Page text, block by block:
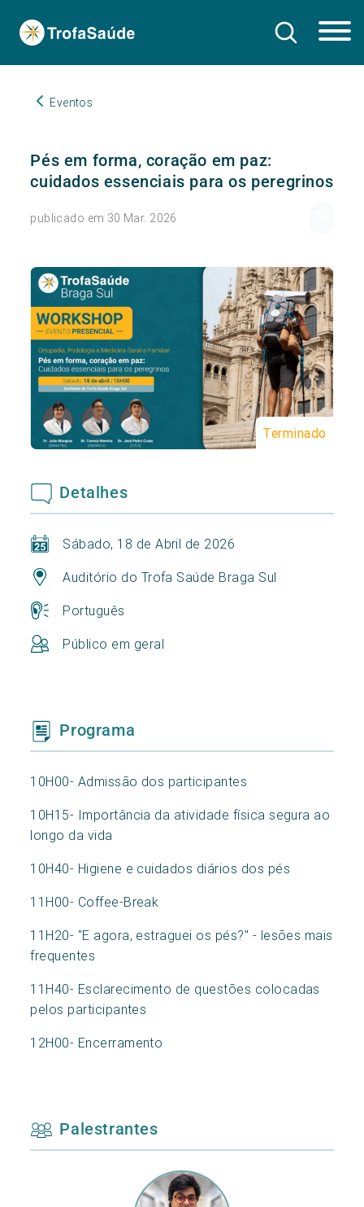
Eventos
Pés em forma, coração em paz:
cuidados essenciais para os peregrinos
publicado em 30 Mar. 2026
Terminado
Detalhes
Sábado, 18 de Abril de 2026
Auditório do Trofa Saúde Braga Sul
Português
Público em geral
Programa
10H00- Admissão dos participantes
10H15- Importância da atividade física segura ao
longo da vida
10H40- Higiene e cuidados diários dos pés
11H00- Coffee-Break
11H20- "E agora, estraguei os pés?" - lesões mais
frequentes
11H40- Esclarecimento de questões colocadas
pelos participantes
12H00- Encerramento
Palestrantes